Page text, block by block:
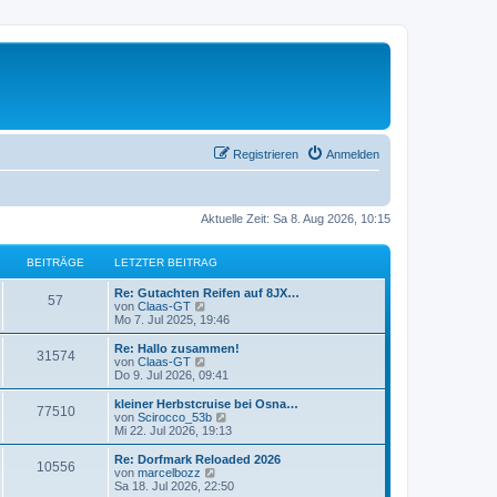
Anmelden
Registrieren
Aktuelle Zeit: Sa 8. Aug 2026, 10:15
BEITRÄGE LETZTER BEITRAG
57
i
t
r
ä
g
L
e
t
z
t
e
r
e
i
t
r
g
Re: Gutachten Reifen auf 8JX…
von Claas-GT
e
u
e
t
B
e
i
r
a
g
Mo 7. Jul 2025, 19:46
31574B
i
t
r
L
e
t
z
t
e
r
e
i
t
r
Re: Hallo zusammen!
von Claas-GT
e
u
e
s
t
r
B
e
i
Do 9. Jul 2026, 09:41
77510B
i
L
e
t
z
t
e
r
kleiner Herbstcruise bei Osna…
von Scirocco_53b
e
u
e
t
Mi 22. Jul 2026, 19:13
10556B
L
e
t
Re: Dorfmark Reloaded 2026
von marcelbozz
e
Sa 18. Jul 2026, 22:50